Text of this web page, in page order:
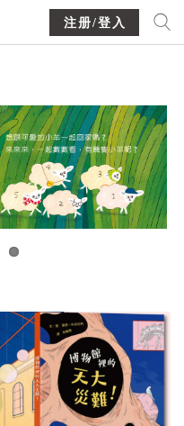
注册/登入